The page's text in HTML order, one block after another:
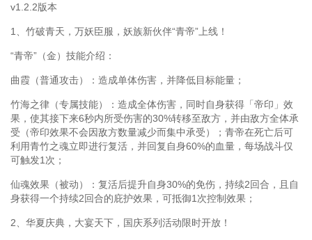
v1.2.2版本
1、竹破青天，万妖臣服，妖族新伙伴“青帝”上线！
“青帝”（金）技能介绍：
曲霞（普通攻击）：造成单体伤害，并降低目标能量；
竹海之律（专属技能）：造成全体伤害，同时自身获得「帝印」效
果，使其接下来6秒内所受伤害的30%转移至敌方，并由敌方全体承
受（帝印效果不会因敌方数量减少而集中承受）；青帝在死亡后可
利用青竹之魂立即进行复活，并回复自身60%的血量，每场战斗仅
可触发1次；
仙魂效果（被动）：复活后提升自身30%的免伤，持续2回合，且自
身获得一个持续2回合的庇护效果，可抵御1次控制效果；
2、华夏庆典，大宴天下，国庆系列活动限时开放！